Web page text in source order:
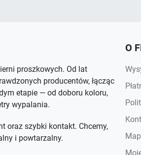
proszkowych. Od lat
producentów, łącząc
etapie — od doboru koloru,
wypalania.
oraz szybki kontakt. Chcemy,
i powtarzalny.
O